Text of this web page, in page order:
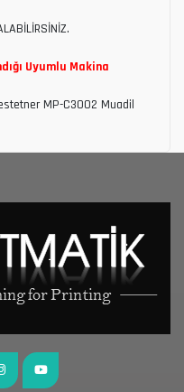
Uyumlu Makina
MP-C3002 Muadil